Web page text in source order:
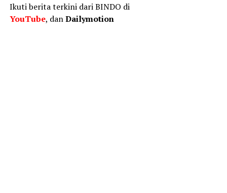
Ikuti berita terkini dari BINDO di
YouTube, danDailymotion